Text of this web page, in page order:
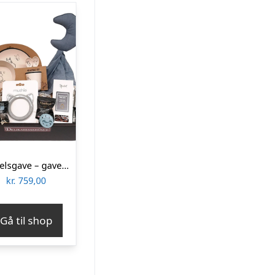
Barselsgave – gavekurv med luksusforkælelse til far, mor og baby
kr. 759,00
Gå til shop